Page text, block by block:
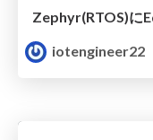
Zephyr(RTOS)に
iotengineer22